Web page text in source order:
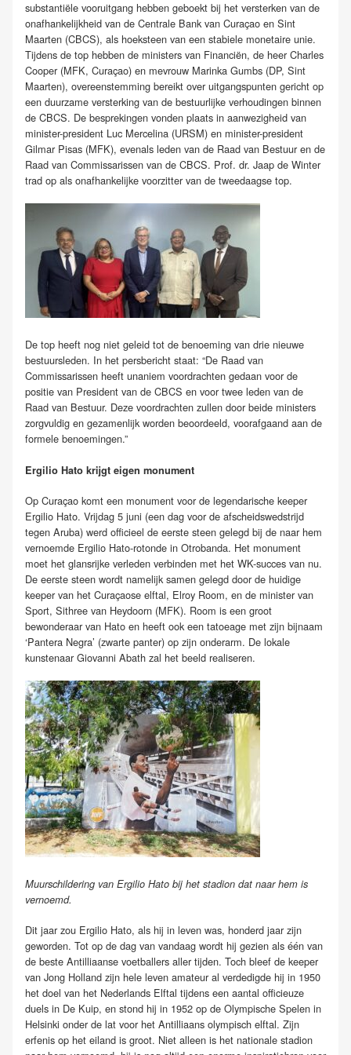
substantiële vooruitgang hebben geboekt bij het versterken van de
onafhankelijkheid van de Centrale Bank van Curaçao en Sint
Maarten (CBCS), als hoeksteen van een stabiele monetaire unie.
Tijdens de top hebben de ministers van Financiën, de heer Charles
Cooper (MFK, Curaçao) en mevrouw Marinka Gumbs (DP, Sint
Maarten), overeenstemming bereikt over uitgangspunten gericht op
een duurzame versterking van de bestuurlijke verhoudingen binnen
de CBCS. De besprekingen vonden plaats in aanwezigheid van
minister-president Luc Mercelina (URSM) en minister-president
Gilmar Pisas (MFK), evenals leden van de Raad van Bestuur en de
Raad van Commissarissen van de CBCS. Prof. dr. Jaap de Winter
trad op als onafhankelijke voorzitter van de tweedaagse top.
De top heeft nog niet geleid tot de benoeming van drie nieuwe
bestuursleden. In het persbericht staat: “De Raad van
Commissarissen heeft unaniem voordrachten gedaan voor de
positie van President van de CBCS en voor twee leden van de
Raad van Bestuur. Deze voordrachten zullen door beide ministers
zorgvuldig en gezamenlijk worden beoordeeld, voorafgaand aan de
formele benoemingen.”
Ergilio Hato krijgt eigen monument
Op Curaçao komt een monument voor de legendarische keeper
Ergilio Hato. Vrijdag 5 juni (een dag voor de afscheidswedstrijd
tegen Aruba) werd officieel de eerste steen gelegd bij de naar hem
vernoemde Ergilio Hato-rotonde in Otrobanda. Het monument
moet het glansrijke verleden verbinden met het WK-succes van nu.
De eerste steen wordt namelijk samen gelegd door de huidige
keeper van het Curaçaose elftal, Elroy Room, en de minister van
Sport, Sithree van Heydoorn (MFK). Room is een groot
bewonderaar van Hato en heeft ook een tatoeage met zijn bijnaam
‘Pantera Negra’ (zwarte panter) op zijn onderarm. De lokale
kunstenaar Giovanni Abath zal het beeld realiseren.
Muurschildering van Ergilio Hato bij het stadion dat naar hem is
vernoemd.
Dit jaar zou Ergilio Hato, als hij in leven was, honderd jaar zijn
geworden. Tot op de dag van vandaag wordt hij gezien als één van
de beste Antilliaanse voetballers aller tijden. Toch bleef de keeper
van Jong Holland zijn hele leven amateur al verdedigde hij in 1950
het doel van het Nederlands Elftal tijdens een aantal officieuze
duels in De Kuip, en stond hij in 1952 op de Olympische Spelen in
Helsinki onder de lat voor het Antilliaans olympisch elftal. Zijn
erfenis op het eiland is groot. Niet alleen is het nationale stadion